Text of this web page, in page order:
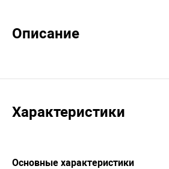
Описание
Характеристики
Основные характеристики